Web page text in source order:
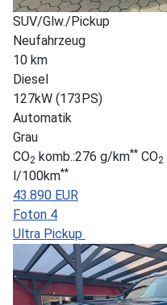
SUV/Glw./Pickup
Neufahrzeug
10 km
Diesel
127kW (173PS)
Automatik
Grau
CO2 komb.:276 g/km** CO2
l/100km**
43.890 EUR
Foton 4
Ultra Pickup